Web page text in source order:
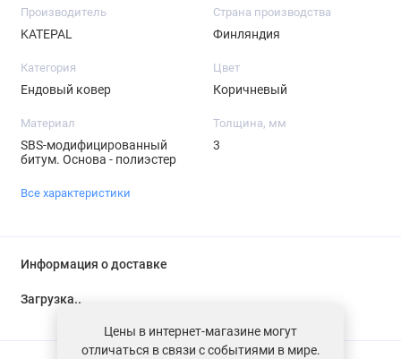
Производитель
KATEPAL
Страна производства
Финляндия
Категория
Ендовый ковер
Цвет
Коричневый
Материал
SBS-модифицированный
битум. Основа - полиэстер
Толщина, мм
3
Все характеристики
Информация о доставке
Загрузка...
Цены в интернет-магазине могут
отличаться в связи с событиями в мире.